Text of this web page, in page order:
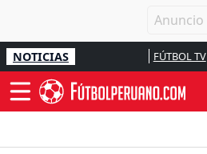
NOTICIAS FÚTBOL TV